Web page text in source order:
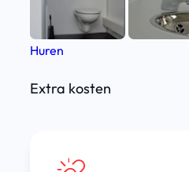
Huren
Extra kosten